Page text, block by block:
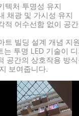
텍처 투명성 유지
채광 및 가시성 유지
적 어수선함 없이 공
트 빌딩 설계 개념 지원
투명 LED 기술이
공간의 상호작용 방
보여줍니다.